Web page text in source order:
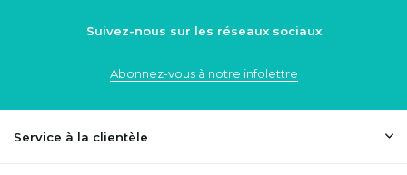
Suivez-nous sur les réseaux sociaux
Abonnez-vous à notre infolettre
Service à la clientèle